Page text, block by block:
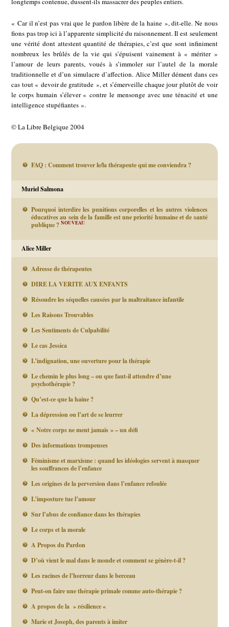
« Car il n’est pas vrai que le pardon libère de la haine », dit-elle. Ne nous
fions pas trop ici à l’apparente simplicité du raisonnement. Il est seulement
une vérité dont attestent quantité de thérapies, c’est que sont infiniment
nombreux les brûlés de la vie qui s’épuisent vainement à « mériter »
l’amour de leurs parents, voués à s’immoler sur l’autel de la morale
traditionnelle et d’un simulacre d’affection. Alice Miller dément dans ces
cas tout « devoir de gratitude », et s’émerveille chaque jour plutôt de voir
le corps humain s’élever « contre le mensonge avec une ténacité et une
intelligence stupéfiantes ».
© La Libre Belgique 2004
FAQ : Comment trouver le/la thérapeute qui me conviendra ?
Muriel Salmona
Pourquoi interdire les punitions corporelles et les autres violences
éducatives au sein de la famille est une priorité humaine et de santé
publique ?NOUVEAU
Alice Miller
Adresse de thérapeutes
DIRE LA VERITE AUX ENFANTS
Résoudre les séquelles causées par la maltraitance infantile
Les Raisons Trouvables
Les Sentiments de Culpabilité
Le cas Jessica
L’indignation, une ouverture pour la thérapie
Le chemin le plus long – ou que faut-il attendre d’une
psychothérapie ?
Qu’est-ce que la haine ?
La dépression ou l’art de se leurrer
« Notre corps ne ment jamais » – un défi
Des informations trompeuses
Féminisme et marxisme : quand les idéologies servent à masquer
les souffrances de l’enfance
Les origines de la perversion dans l’enfance refoulée
L’imposture tue l’amour
Sur l’abus de confiance dans les thérapies
Le corps et la morale
A Propos du Pardon
D’où vient le mal dans le monde et comment se génère-t-il ?
Les racines de l’horreur dans le berceau
Peut-on faire une thérapie primale comme auto-thérapie ?
A propos de la » résilience «
Marie et Joseph, des parents à imiter